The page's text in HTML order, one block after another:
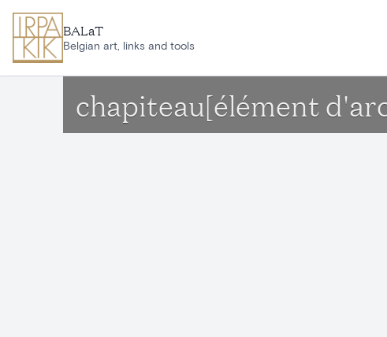
BALaT
Belgian art, links and tools
chapiteau[élément